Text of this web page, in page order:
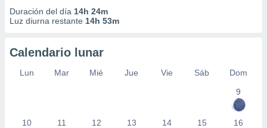
Duración del día 14h 24m
Luz diurna restante 14h 53m
Calendario lunar
Lun Mar Mié Jue Vie Sáb
Dom
9
10 11 12 13 14 15 16